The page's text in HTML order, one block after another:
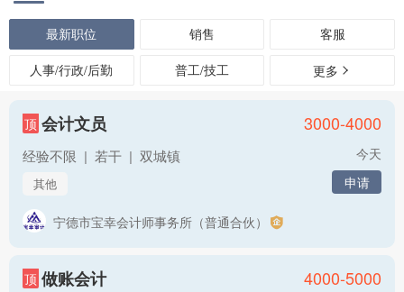
最新职位 销售 客服
人事/行政/后勤 普工/技工 更多
顶 会计文员
经验不限 | 若干 | 双城镇
其他
宁德市宝幸会计师事务所（普通合伙）
3000-4000
今天
申请
顶 做账会计 4000-5000